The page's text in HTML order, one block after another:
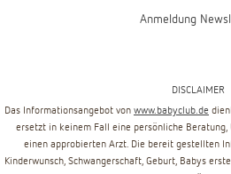
Anmeldung
DISCLAIMER
Das Informationsangebot von www.babyclub.de
ersetzt in keinem Fall eine persönliche Beratung,
einen approbierten Arzt. Die bereit gestellten
Kinderwunsch, Schwangerschaft, Geburt, Babys